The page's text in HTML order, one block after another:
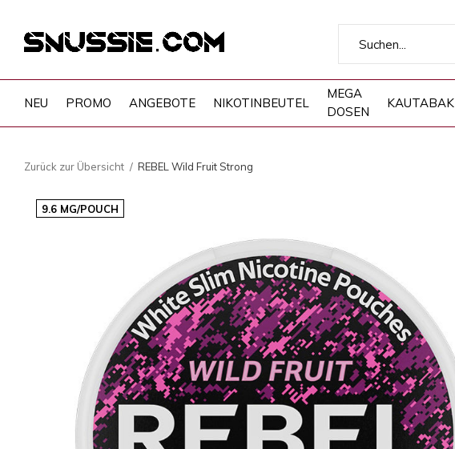
NEU PROMO ANGEBOTE NIKOTINBEUTEL
MEGA
DOSEN
KAUTABAK
Zurück zur Übersicht REBEL Wild Fruit Strong
9.6 MG/POUCH